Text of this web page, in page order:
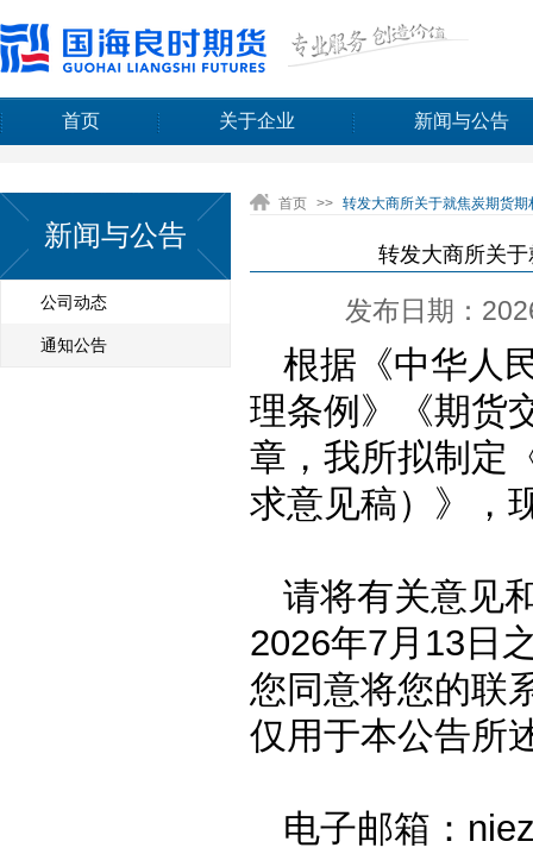
首页 关于企业 新闻与公告
新闻与公告
公司动态
通知公告
首页 >> 转发大商所关于就焦炭期货
转发大商所关
发布日期：
根据《中华人
理条例》《期货
章，我所拟制定
求意见稿）》，
请将有关意见
2026年7月13日
您同意将您的联
仅用于本公告所
电子邮箱：